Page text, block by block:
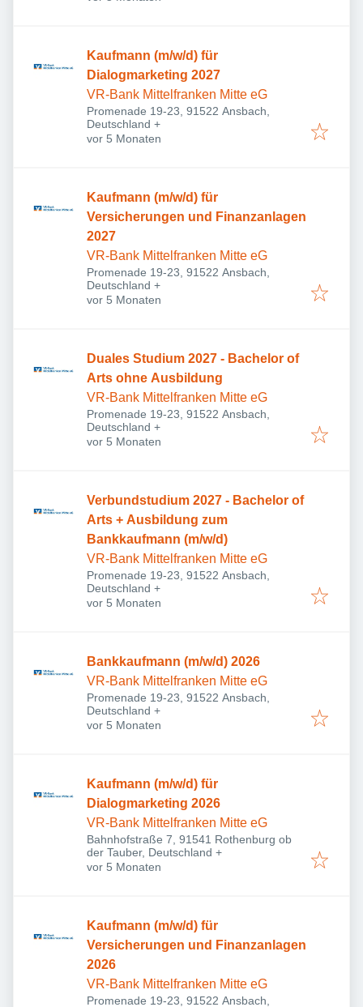
Kaufmann (m/w/d) für
Dialogmarketing 2027
VR-Bank Mittelfranken Mitte eG
Promenade 19-23, 91522 Ansbach,
Deutschland +
Veröffentlicht:
vor 5 Monaten
Kaufmann (m/w/d) für
Versicherungen und Finanzanlagen
2027
VR-Bank Mittelfranken Mitte eG
Promenade 19-23, 91522 Ansbach,
Deutschland +
Veröffentlicht:
vor 5 Monaten
Duales Studium 2027 - Bachelor of
Arts ohne Ausbildung
VR-Bank Mittelfranken Mitte eG
Promenade 19-23, 91522 Ansbach,
Deutschland +
Veröffentlicht:
vor 5 Monaten
Verbundstudium 2027 - Bachelor of
Arts + Ausbildung zum
Bankkaufmann (m/w/d)
VR-Bank Mittelfranken Mitte eG
Promenade 19-23, 91522 Ansbach,
Deutschland +
Veröffentlicht:
vor 5 Monaten
Bankkaufmann (m/w/d) 2026
VR-Bank Mittelfranken Mitte eG
Promenade 19-23, 91522 Ansbach,
Deutschland +
Veröffentlicht:
vor 5 Monaten
Kaufmann (m/w/d) für
Dialogmarketing 2026
VR-Bank Mittelfranken Mitte eG
Bahnhofstraße 7, 91541 Rothenburg ob
der Tauber, Deutschland +
Veröffentlicht:
vor 5 Monaten
Kaufmann (m/w/d) für
Versicherungen und Finanzanlagen
2026
VR-Bank Mittelfranken Mitte eG
Promenade 19-23, 91522 Ansbach,